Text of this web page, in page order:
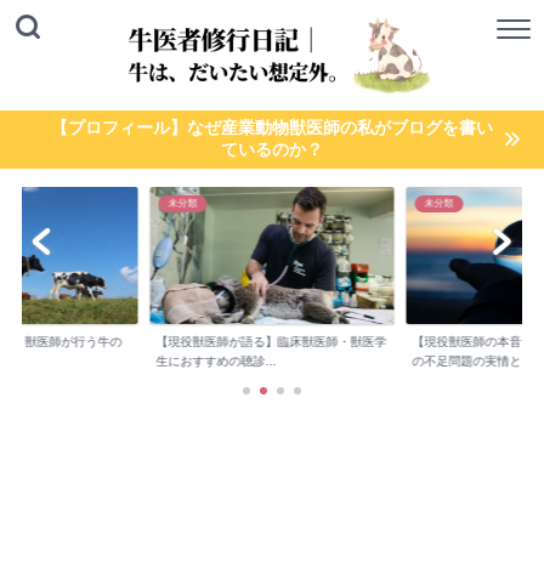
【プロフィール】なぜ産業動物獣医師の私がブログを書い
ているのか？
】獣医師が行う牛の
未分類
【現役獣医師が語る】臨床獣医師・獣医学
生におすすめの聴診...
未分類
【現役獣医師の本音】
の不足問題の実情と...